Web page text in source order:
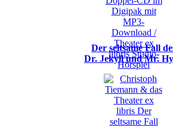
Der seltsame Fall
Dr. Jekyll und Mr.